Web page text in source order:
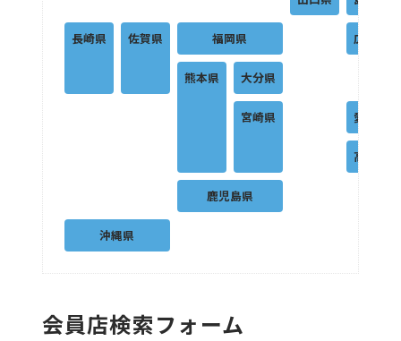
長崎県 佐賀県 福岡県 広島県
熊本県 大分県
宮崎県 愛媛県
高知県
鹿児島県
沖縄県
会員店検索フォーム